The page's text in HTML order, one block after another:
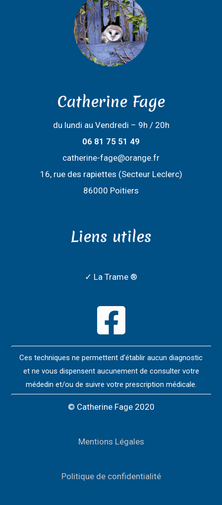
Catherine Fage
du lundi au Vendredi – 9h / 20h
06 81 75 51 49
catherine-fage@orange.fr
16, rue des rapiettes (Secteur Leclerc)
86000 Poitiers
Liens utiles
✓ La Trame ®
Ces techniques ne permettent d’établir aucun diagnostic
et ne vous dispensent aucunement de consulter votre
médedin et/ou de suivre votre prescription médicale.
© Catherine Fage 2020
Mentions Légales
Politique de confidentialité